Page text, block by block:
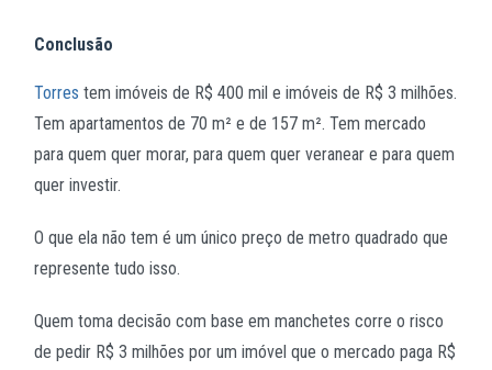
Conclusão
Torres tem imóveis de R$ 400 mil e imóveis de R$ 3 milhões.
Tem apartamentos de 70 m² e de 157 m². Tem mercado
para quem quer morar, para quem quer veranear e para quem
quer investir.
O que ela não tem é um único preço de metro quadrado que
represente tudo isso.
Quem toma decisão com base em manchetes corre o risco
de pedir R$ 3 milhões por um imóvel que o mercado paga R$